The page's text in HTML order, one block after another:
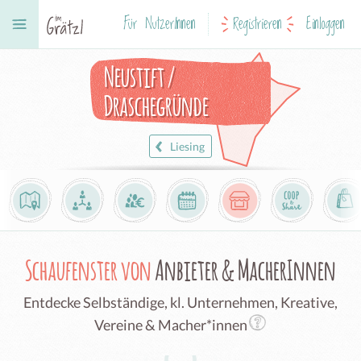
Für NutzerInnen Registrieren Einloggen
Neustift /
Draschegründe
Liesing
Schaufenster vonAnbieter & MacherInnen
Entdecke Selbständige, kl. Unternehmen, Kreative,
Vereine & Macher*innen